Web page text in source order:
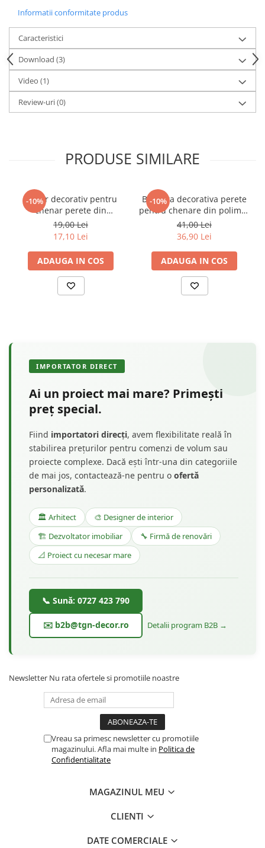
Informatii conformitate produs
Caracteristici
Download (3)
Video (1)
Review-uri(0)
PRODUSE SIMILARE
-10%
Coltar decorativ pentru
chenar perete din
poliuretan 10.7 x 10.7 cm -
HCR502-3
19,00 Lei
17,10 Lei
ADAUGA IN COS
-10%
Bagheta decorativa perete
pentru chenare din polimer
rigid 3.3 x 1.4 cm - HCR522
41,00 Lei
36,90 Lei
ADAUGA IN COS
IMPORTATOR DIRECT
Ai un proiect mai mare? Primești
preț special.
Fiind importatori direcți, avem flexibilitate reală în
stabilirea prețurilor pentru comenzi de volum sau
proiecte complexe. Dacă ești într-una din categoriile
de mai jos, contactează-ne pentru o ofertă
personalizată.
🏛️ Arhitect
🎨 Designer de interior
🏗️ Dezvoltator imobiliar
🔧 Firmă de renovări
📐 Proiect cu necesar mare
📞 Sună: 0727 423 790
✉️ b2b@tgn-decor.ro Detalii program B2B →
Newsletter Nu rata ofertele si promotiile noastre
Vreau sa primesc newsletter cu promotiile
magazinului. Afla mai multe in Politica de
Confidentialitate
MAGAZINUL MEU
CLIENTI
DATE COMERCIALE